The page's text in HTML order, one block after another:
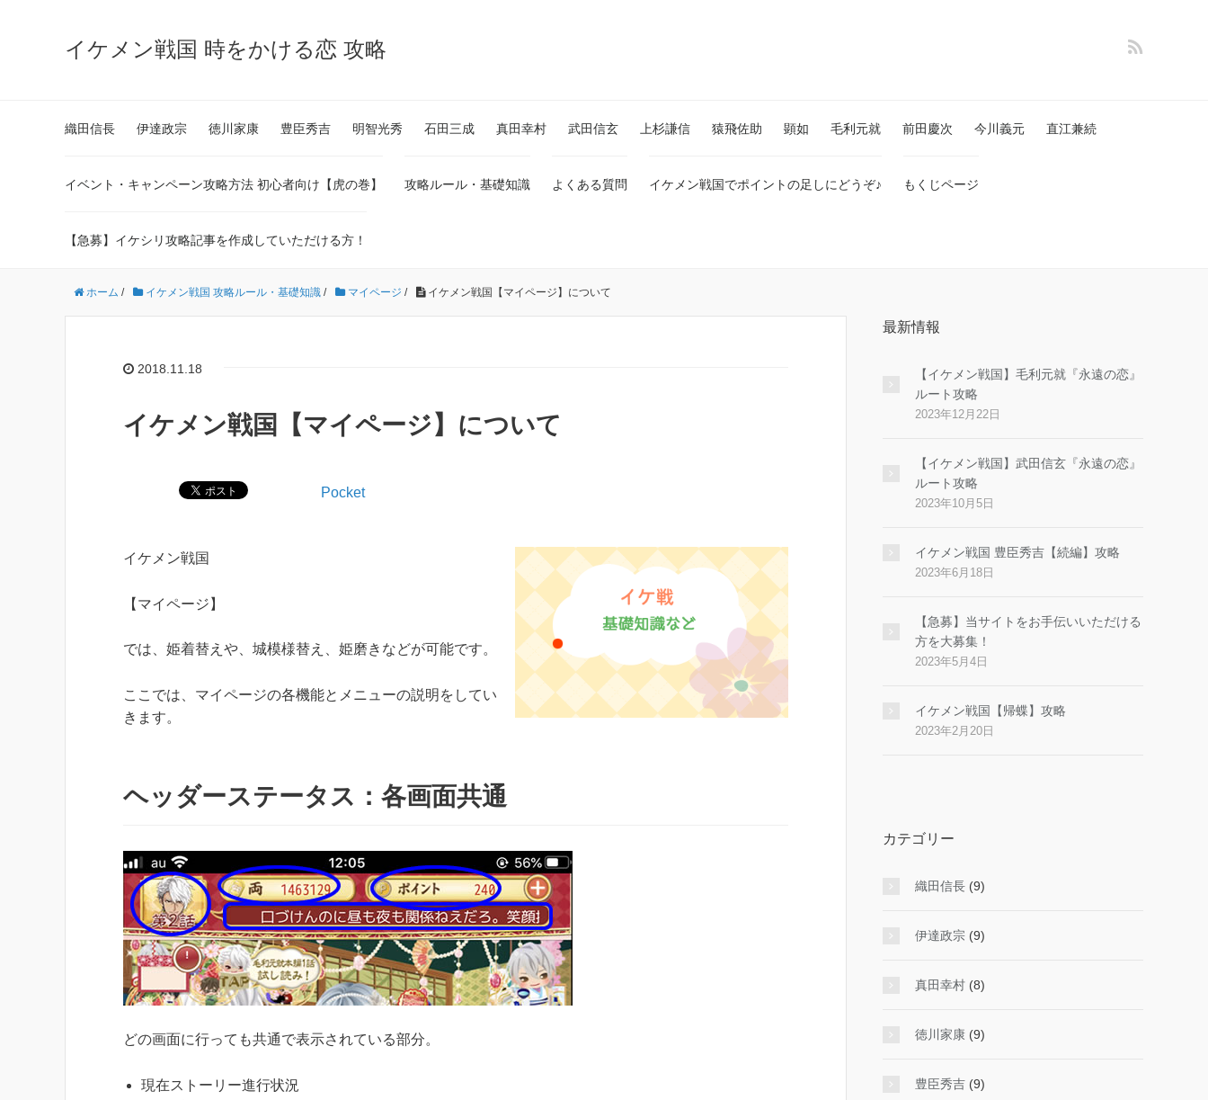
イケメン戦国 時をかける恋 攻略
織田信長 伊達政宗 徳川家康 豊臣秀吉 明智光秀 石田三成 真田幸村 武田信玄 上杉謙信 猿飛佐助 顕如 毛利元就 前田慶次 今川義元 直江兼続
イベント・キャンペーン攻略方法 初心者向け【虎の巻】 攻略ルール・基礎知識 よくある質問 イケメン戦国でポイントの足しにどうぞ♪ もくじページ
【急募】イケシリ攻略記事を作成していただける方！
ホーム / イケメン戦国 攻略ルール・基礎知識 / マイページ / イケメン戦国【マイページ】について
2018.11.18
イケメン戦国【マイページ】について
Pocket
イケメン戦国
【マイページ】
では、姫着替えや、城模様替え、姫磨きなどが可能です。
ここでは、マイページの各機能とメニューの説明をしてい
きます。
ヘッダーステータス：各画面共通
どの画面に行っても共通で表示されている部分。
現在ストーリー進行状況
最新情報
【イケメン戦国】毛利元就『永遠の恋』
ルート攻略
2023年12月22日
【イケメン戦国】武田信玄『永遠の恋』
ルート攻略
2023年10月5日
イケメン戦国 豊臣秀吉【続編】攻略
2023年6月18日
【急募】当サイトをお手伝いいただける
方を大募集！
2023年5月4日
イケメン戦国【帰蝶】攻略
2023年2月20日
カテゴリー
織田信長 (9)
伊達政宗 (9)
真田幸村 (8)
徳川家康 (9)
豊臣秀吉 (9)